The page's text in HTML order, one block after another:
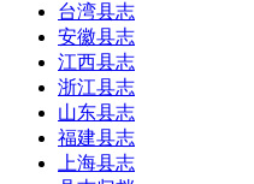
台湾县志
安徽县志
江西县志
浙江县志
山东县志
福建县志
上海县志